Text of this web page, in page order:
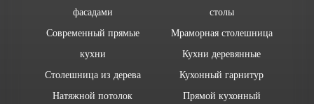
фасадами
Современный прямые
кухни
Столешница из дерева
Натяжной потолок
столы
Мраморная столешница
Кухни деревянные
Кухонный гарнитур
Прямой кухонный